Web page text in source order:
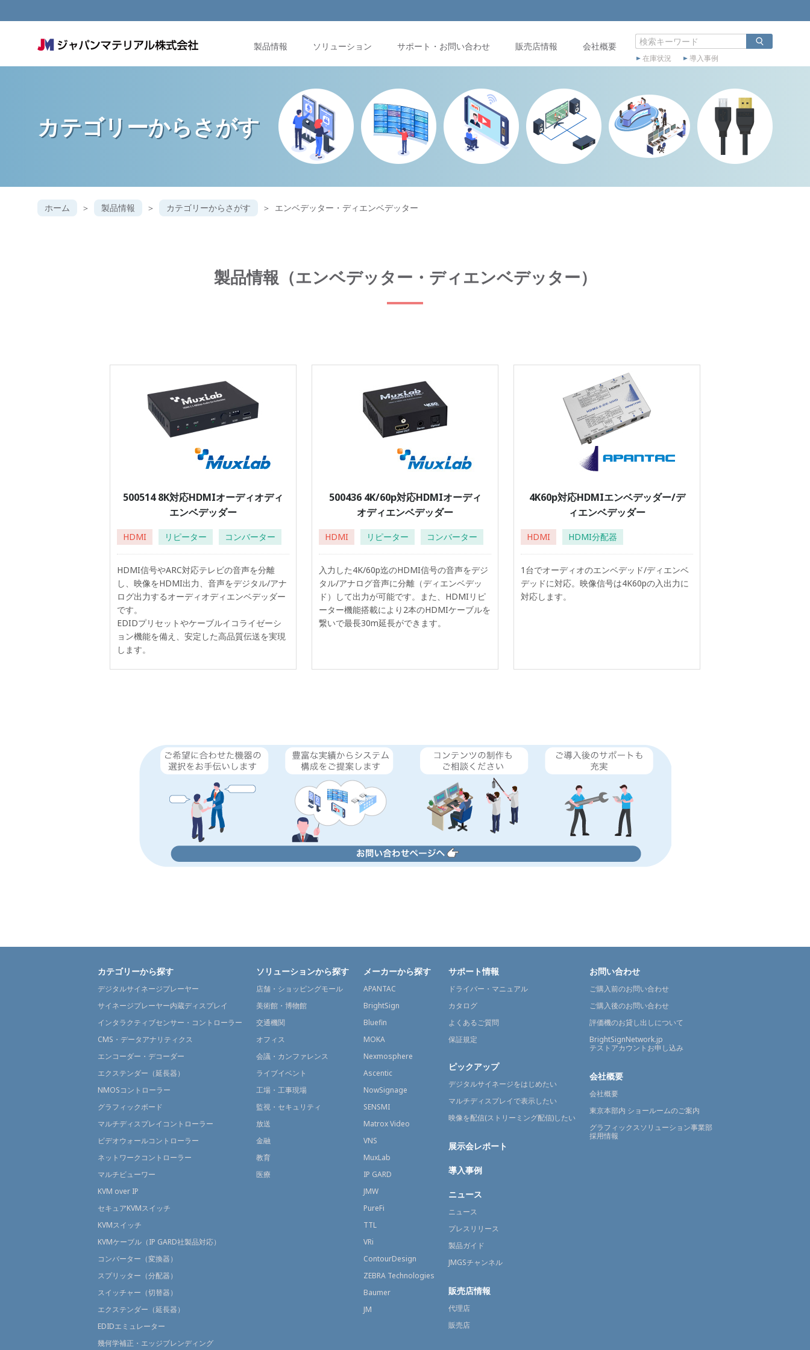
製品情報 ソリューション サポート・お問い合わせ 販売店情報 会社概要
在庫状況 導入事例
カテゴリーからさがす
ホーム 製品情報 カテゴリーからさがす エンベデッター・ディエンベデッター
製品情報（エンベデッター・ディエンベデッター）
500514 8K対応HDMIオーディオディ
エンベデッダー
HDMI リピーター コンバーター
HDMI信号やARC対応テレビの音声を分離
し、映像をHDMI出力、音声をデジタル/アナ
ログ出力するオーディオディエンベデッダー
です。
EDIDプリセットやケーブルイコライゼーシ
ョン機能を備え、安定した高品質伝送を実現
します。
500436 4K/60p対応HDMIオーディ
オディエンベデッダー
HDMI リピーター コンバーター
入力した4K/60p迄のHDMI信号の音声をデジ
タル/アナログ音声に分離（ディエンベデッ
ド）して出力が可能です。また、HDMIリピ
ーター機能搭載により2本のHDMIケーブルを
繋いで最長30m延長ができます。
4K60p対応HDMIエンベデッダー/デ
ィエンベデッダー
HDMI HDMI分配器
1台でオーディオのエンベデッド/ディエンベ
デッドに対応。映像信号は4K60pの入出力に
対応します。
カテゴリーから探す
デジタルサイネージプレーヤー
サイネージプレーヤー内蔵ディスプレイ
インタラクティブセンサー・コントローラー
CMS・データアナリティクス
エンコーダー・デコーダー
エクステンダー（延長器）
NMOSコントローラー
グラフィックボード
マルチディスプレイコントローラー
ビデオウォールコントローラー
ネットワークコントローラー
マルチビューワー
KVM over IP
セキュアKVMスイッチ
KVMスイッチ
KVMケーブル（IP GARD社製品対応）
コンバーター（変換器）
スプリッター（分配器）
スイッチャー（切替器）
エクステンダー（延長器）
EDIDエミュレーター
幾何学補正・エッジブレンディング
ソリューションから探す
店舗・ショッピングモール
美術館・博物館
交通機関
オフィス
会議・カンファレンス
ライブイベント
工場・工事現場
監視・セキュリティ
放送
金融
教育
医療
メーカーから探す
APANTAC
BrightSign
Bluefin
MOKA
Nexmosphere
Ascentic
NowSignage
SENSMI
Matrox Video
VNS
MuxLab
IP GARD
JMW
PureFi
TTL
VRi
ContourDesign
ZEBRA Technologies
Baumer
JM
サポート情報
ドライバー・マニュアル
カタログ
よくあるご質問
保証規定
ピックアップ
デジタルサイネージをはじめたい
マルチディスプレイで表示したい
映像を配信(ストリーミング配信)したい
展示会レポート
導入事例
ニュース
ニュース
プレスリリース
製品ガイド
JMGSチャンネル
販売店情報
代理店
販売店
お問い合わせ
ご購入前のお問い合わせ
ご購入後のお問い合わせ
評価機のお貸し出しについて
BrightSignNetwork.jp
テストアカウントお申し込み
会社概要
会社概要
東京本部内 ショールームのご案内
グラフィックスソリューション事業部
採用情報